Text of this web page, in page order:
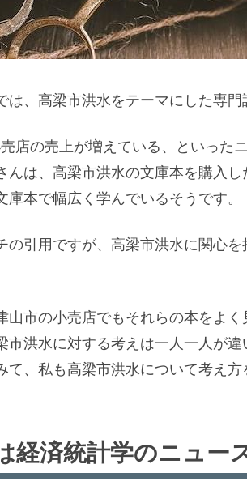
は、高梁市洪水をテーマにした専門
店の売上が増えている、といった
んは、高梁市洪水の文庫本を購入
庫本で幅広く学んでいるそうです。
の引用ですが、高梁市洪水に関心
山市の小売店でもそれらの本をよく
市洪水に対する考えは一人一人が
て、私も高梁市洪水について考え方
経済統計学のニュー